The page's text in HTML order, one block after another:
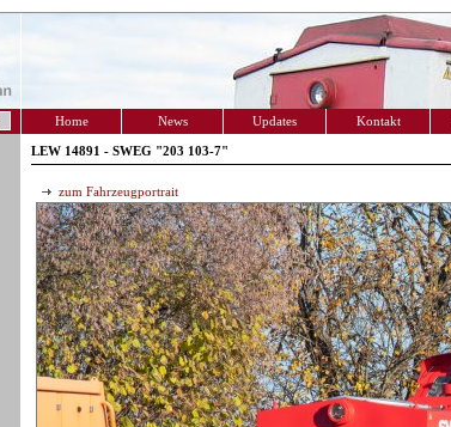
Home News Updates Kontakt
LEW 14891 - SWEG "203 103-7"
zum Fahrzeugportrait